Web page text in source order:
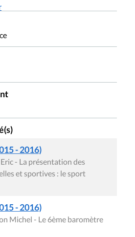
- 2016)
- La présentation des
et sportives : le sport
- 2016)
Michel - Le 6ème baromètre